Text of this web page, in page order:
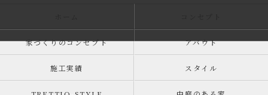
家づくりのコンセプト アバウト
施工実績 スタイル